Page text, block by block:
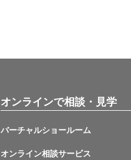
オンラインで相談・見学
バーチャルショールーム
オンライン相談サービス